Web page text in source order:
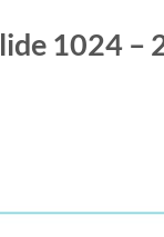
1024 –